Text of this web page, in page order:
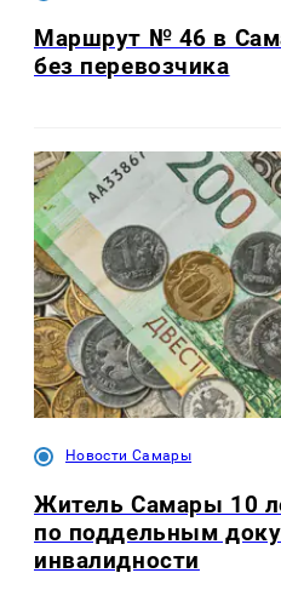
Маршрут № 46 в
без перевозчика
Новости Самары
Житель Самары 10
по поддельным
инвалидности